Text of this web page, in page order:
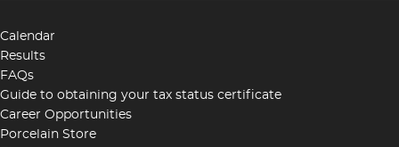
Calendar
Results
FAQs
Guide to obtaining your tax status certificate
Career Opportunities
Porcelain Store